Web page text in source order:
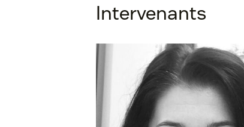
Intervenants